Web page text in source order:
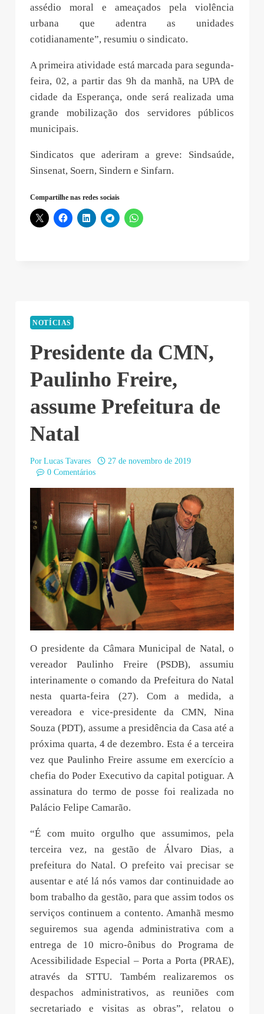
assédio moral e ameaçados pela violência
urbana que adentra as unidades
cotidianamente”, resumiu o sindicato.
A primeira atividade está marcada para segunda-
feira, 02, a partir das 9h da manhã, na UPA de
cidade da Esperança, onde será realizada uma
grande mobilização dos servidores públicos
municipais.
Sindicatos que aderiram a greve: Sindsaúde,
Sinsenat, Soern, Sindern e Sinfarn.
Compartilhe nas redes sociais
NOTÍCIAS
Presidente da CMN,
Paulinho Freire,
assume Prefeitura de
Natal
Por Lucas Tavares
27 de novembro de 2019
0 Comentários
O presidente da Câmara Municipal de Natal, o
vereador Paulinho Freire (PSDB), assumiu
interinamente o comando da Prefeitura do Natal
nesta quarta-feira (27). Com a medida, a
vereadora e vice-presidente da CMN, Nina
Souza (PDT), assume a presidência da Casa até a
próxima quarta, 4 de dezembro. Esta é a terceira
vez que Paulinho Freire assume em exercício a
chefia do Poder Executivo da capital potiguar. A
assinatura do termo de posse foi realizada no
Palácio Felipe Camarão.
“É com muito orgulho que assumimos, pela
terceira vez, na gestão de Álvaro Dias, a
prefeitura do Natal. O prefeito vai precisar se
ausentar e até lá nós vamos dar continuidade ao
bom trabalho da gestão, para que assim todos os
serviços continuem a contento. Amanhã mesmo
seguiremos sua agenda administrativa com a
entrega de 10 micro-ônibus do Programa de
Acessibilidade Especial – Porta a Porta (PRAE),
através da STTU. Também realizaremos os
despachos administrativos, as reuniões com
secretariado e visitas as obras”, relatou o